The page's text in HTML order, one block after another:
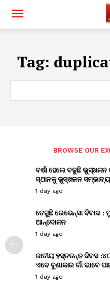
Tag:
BROWSE OUR
ବର୍ଷା ହେଲେ ବଢୁଛି
ସ୍ଥାନକୁ ଭୁସ୍ଖଳନ
1 day ago
ତେଜୁଛି ରେଭେନ୍ସା ବିବାଦ
ଆନ୍ଦୋଳନ
1 day ago
ଜାତୀୟ ହସ୍ତତନ୍ତ ଦିବସ
ଏବେ ବୁଣାକାର ଗାଁ ଭାବେ
1 day ago